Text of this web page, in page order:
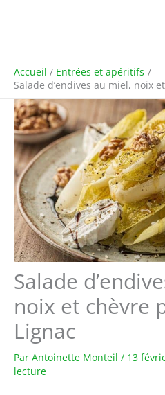
Accueil
Entrées et apéritifs
Salade d’endives au miel, noix
Salade
noix et chèvre
Lignac
Par Antoinette Monteil / 13
lecture